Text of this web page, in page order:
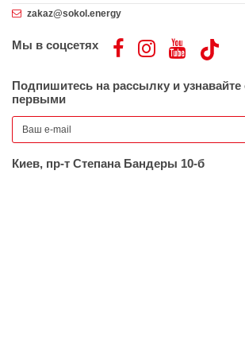
zakaz@sokol.energy
Мы в соцсетях
Подпишитесь на рассылку и узнавайте
первыми
Киев, пр-т Степана Бандеры 10-б